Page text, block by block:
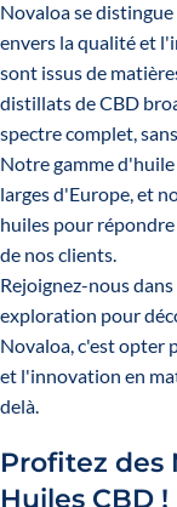
Novaloa se
envers la qualité et
sont issus de
distillats de CBD
spectre complet,
Notre gamme d'huile
larges d'Europe, et
huiles pour
de nos clients.
Rejoignez-nous
exploration pour
Novaloa, c'est opter
et l'innovation en
delà.
Profitez des
Huiles CBD !